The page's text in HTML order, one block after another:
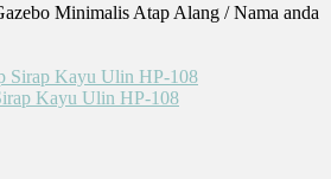
Minimalis Atap Alang / Nama anda
Kayu Ulin HP-108